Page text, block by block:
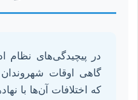
در پیچیدگی‌های نظام
گاهی اوقات شهروندان
که اختلافات آن‌ها با